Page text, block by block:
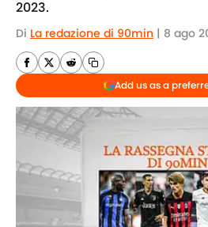
2023.
Di La redazione di 90min | 8 ago
Add us as a